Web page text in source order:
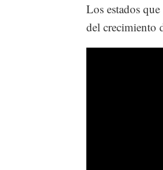
Los estados
del crecimiento